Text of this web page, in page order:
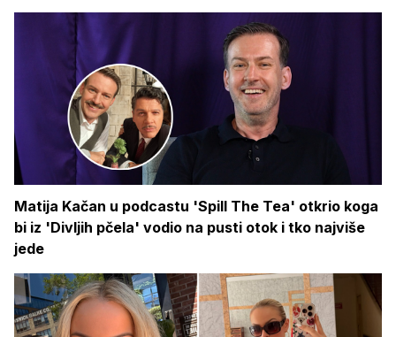
Matija Kačan u podcastu 'Spill The Tea' otkrio koga
bi iz 'Divljih pčela' vodio na pusti otok i tko najviše
jede